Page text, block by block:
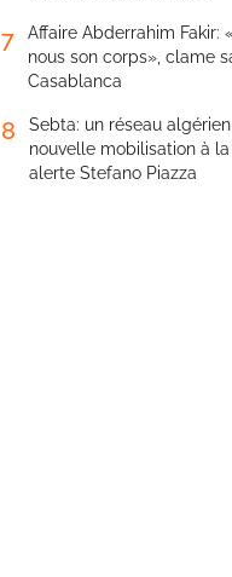
7
Affaire Abderrahim Fakir:
nous son corps», clame
Casablanca
8
Sebta: un réseau
nouvelle mobilisation à la
alerte Stefano Piazza